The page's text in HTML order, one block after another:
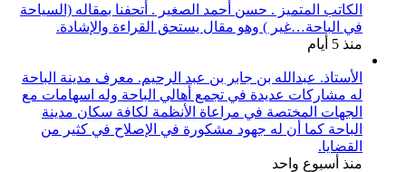
الكاتب المتميز . حسن أحمد الصغير . أتحفنا بمقاله (السياحة
في الباحة…غير ) وهو مقال يستحق القراءة والإشادة.
منذ 5 أيام
الأستاذ. عبدالله بن جابر بن عبد الرحيم. معرف مدينة الباحة
له مشاركات عديدة في تجمع أهالي الباحة وله اسهامات مع
الجهات المختصة في مراعاة الأنظمة لكافة سكان مدينة
الباحة كما أن له جهود مشكورة في الإصلاح في كثير من
القضايا.
منذ أسبوع واحد